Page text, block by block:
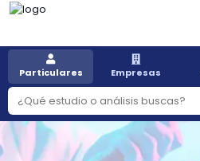
Particulares Empresas